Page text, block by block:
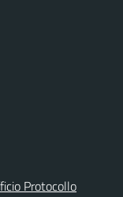
Protocollo